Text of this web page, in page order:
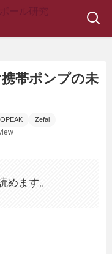
帯ポンプの未
Zefal
めます。